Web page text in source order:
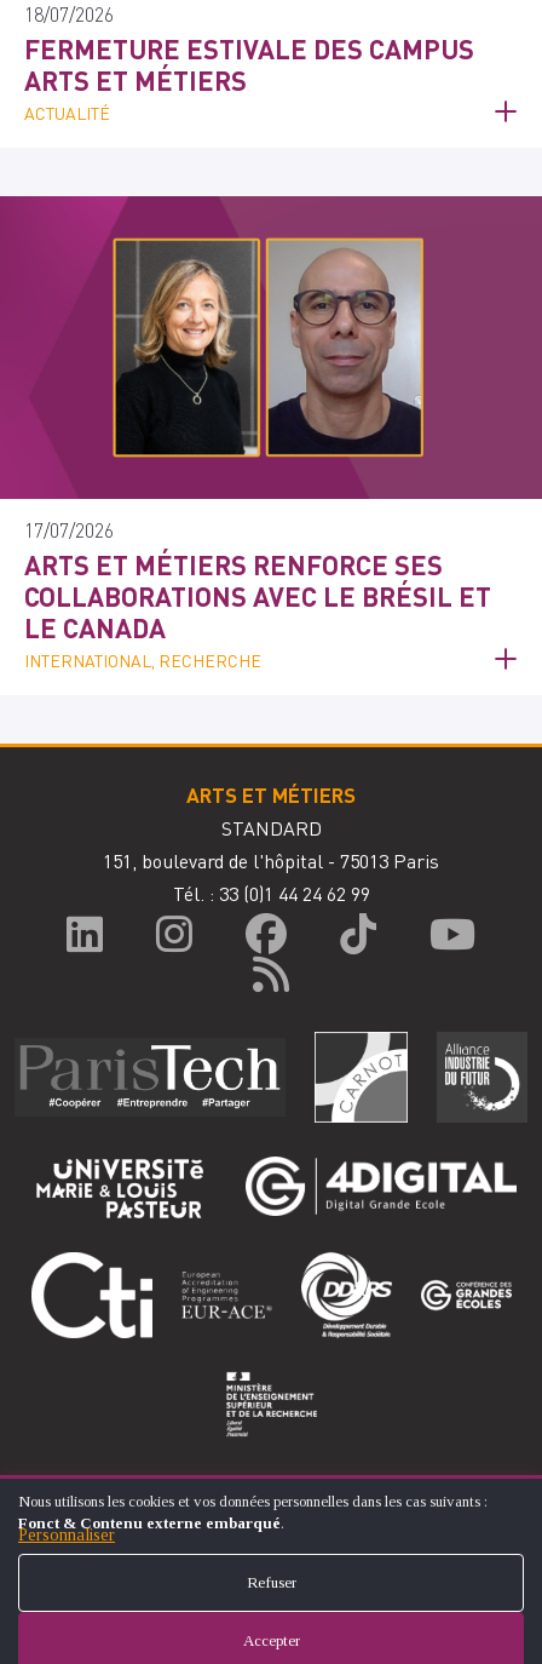
18/07/2026
FERMETURE ESTIVALE DES CAMPUS
ARTS ET MÉTIERS
ACTUALITÉ
17/07/2026
ARTS ET MÉTIERS RENFORCE SES
COLLABORATIONS AVEC LE BRÉSIL ET
LE CANADA
INTERNATIONAL, RECHERCHE
ARTS ET MÉTIERS
STANDARD
151, boulevard de l'hôpital - 75013 Paris
Tél. : 33 (0)1 44 24 62 99
© ÉCOLE NATIONALE SUPÉRIEURE D'ARTS ET MÉTIERS
MENTIONS LÉGALES
UTILISATION
DES
DONNÉES
DES
Nous utilisons les cookies et vos données personnelles dans les cas suivants :
Fonct & Contenu externe embarqué.
Personnaliser
Refuser
Accepter